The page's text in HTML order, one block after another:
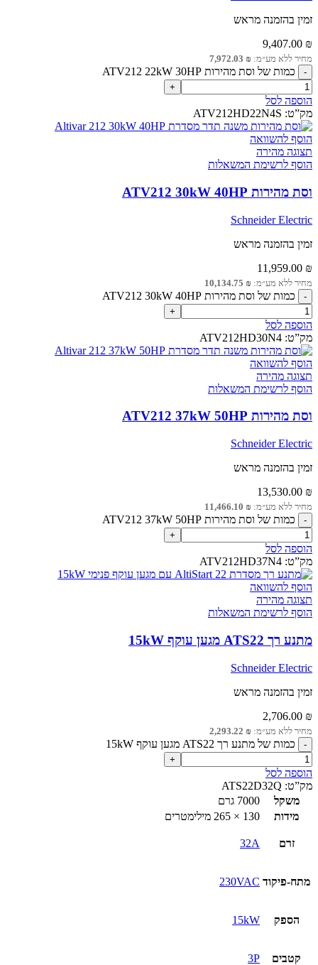
זמין בהזמנה מראש
9,407.00 ₪
מחיר ללא מע״מ: 7,972.03 ₪
כמות של וסת מהירות ATV212 22kW 30HP
הוספה לסל
מק”ט: ATV212HD22N4S
הוסף להשוואה
תצוגה מהירה
הוסף לרשימת המשאלות
וסת מהירות ATV212 30kW 40HP
Schneider Electric
זמין בהזמנה מראש
11,959.00 ₪
מחיר ללא מע״מ: 10,134.75 ₪
כמות של וסת מהירות ATV212 30kW 40HP
הוספה לסל
מק”ט: ATV212HD30N4
הוסף להשוואה
תצוגה מהירה
הוסף לרשימת המשאלות
וסת מהירות ATV212 37kW 50HP
Schneider Electric
זמין בהזמנה מראש
13,530.00 ₪
מחיר ללא מע״מ: 11,466.10 ₪
כמות של וסת מהירות ATV212 37kW 50HP
הוספה לסל
מק”ט: ATV212HD37N4
הוסף להשוואה
תצוגה מהירה
הוסף לרשימת המשאלות
מתנע רך ATS22 מגען עוקף 15kW
Schneider Electric
זמין בהזמנה מראש
2,706.00 ₪
מחיר ללא מע״מ: 2,293.22 ₪
כמות של מתנע רך ATS22 מגען עוקף 15kW
הוספה לסל
מק”ט: ATS22D32Q
משקל
7000 גרם
מידות
130 × 265 מילימטרים
זרם 32A
מתח-פיקוד 230VAC
הספק 15kW
קטבים 3P